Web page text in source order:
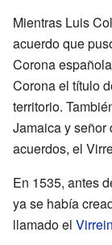
Mientras Luis
acuerdo que
Corona
Corona el título
territorio.
Jamaica y señor
acuerdos, el
En 1535, antes
ya se había
llamado el